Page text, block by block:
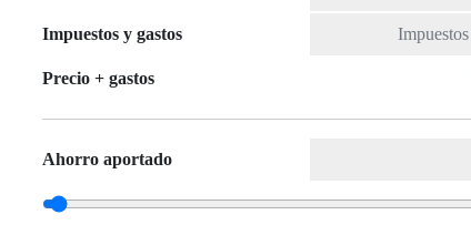
Impuestos y gastos
Precio + gastos
Ahorro aportado